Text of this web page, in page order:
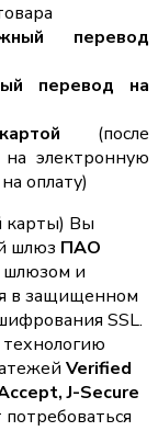
перевод
перевод на
(после
электронную
оплату)
карты) Вы
шлюз ПАО
шлюзом и
в защищенном
SSL.
Verified
J-Secure